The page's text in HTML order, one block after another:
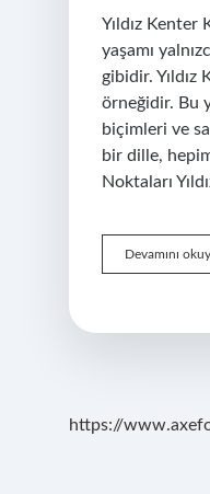
Yıldız Kenter
yaşamı
gibidir.
örneğidir. Bu
biçimleri ve
bir dille,
Noktaları
Devamını
https://